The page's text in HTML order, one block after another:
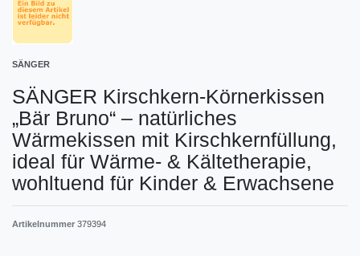
SÄNGER
SÄNGER Kirschkern-Körnerkissen
„Bär Bruno“ – natürliches
Wärmekissen mit Kirschkernfüllung,
ideal für Wärme- & Kältetherapie,
wohltuend für Kinder & Erwachsene
Artikelnummer 379394